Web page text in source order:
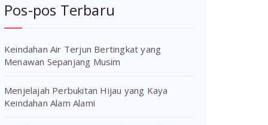
Pos-pos Terbaru
Keindahan Air Terjun Bertingkat yang
Menawan Sepanjang Musim
Menjelajah Perbukitan Hijau yang Kaya
Keindahan Alam Alami